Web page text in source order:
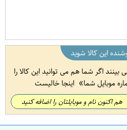
این کالا شوید
بینند اگر شما هم می توانید این کالا را
موبایل شما اینجا خالیست
هم اکنون نام و موبایلتان را اضافه کنید